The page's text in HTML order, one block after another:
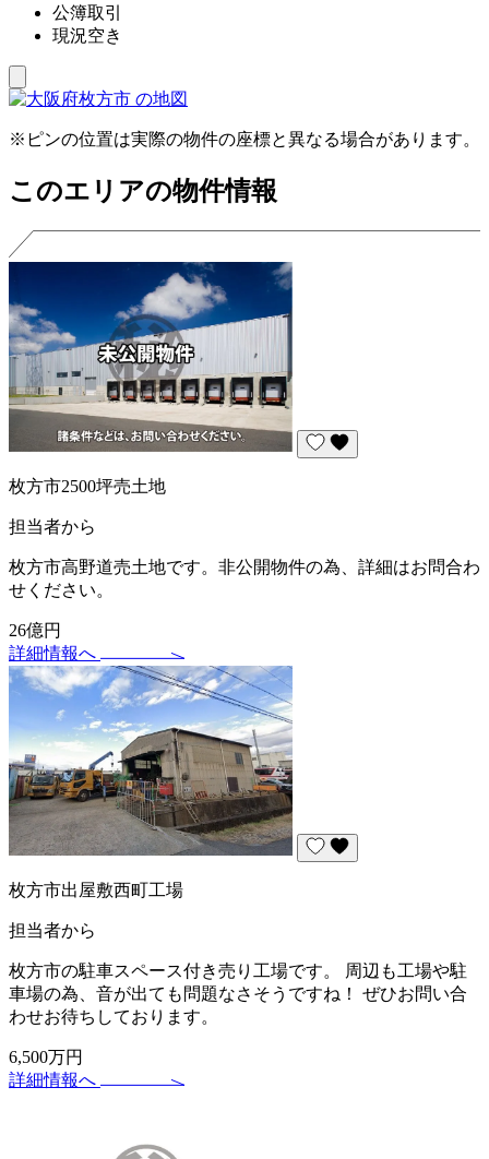
公簿取引
現況空き
※ピンの位置は実際の物件の座標と異なる場合があります。
このエリアの物件情報
枚方市2500坪売土地
担当者から
枚方市高野道売土地です。非公開物件の為、詳細はお問合わ
せください。
26億円
詳細情報へ
枚方市出屋敷西町工場
担当者から
枚方市の駐車スペース付き売り工場です。 周辺も工場や駐
車場の為、音が出ても問題なさそうですね！ ぜひお問い合
わせお待ちしております。
6,500万円
詳細情報へ